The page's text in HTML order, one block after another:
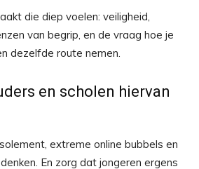
die diep voelen: veiligheid,
van begrip, en de vraag hoe je
dezelfde route nemen.
en scholen hiervan
extreme online bubbels en
En zorg dat jongeren ergens